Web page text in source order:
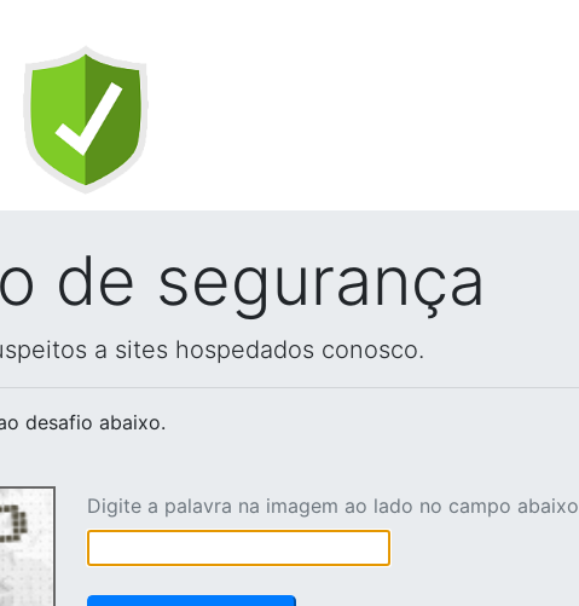
de segurança
a sites hospedados conosco.
desafio abaixo.
Digite a palavra na imagem ao lado no campo abaixo